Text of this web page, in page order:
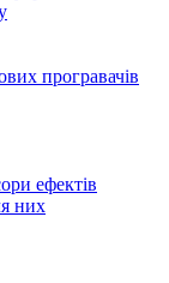
програвачів
ефектів
них